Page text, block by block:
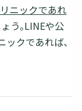
ニックであれ
う。LINEや公
クであれば、